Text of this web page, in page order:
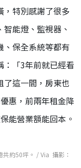
，特別感謝了很多
能燈、監視器、
、保全系統等都有
：「3年前就已經看
了這一間，房東也
惠，前兩年租金降
能營業額能回本。
約50坪。 / Via 攝影：